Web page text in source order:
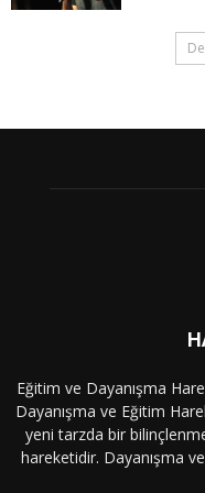
Eğitim ve Dayanışma
Dayanışma ve Eğitim
yeni tarzda bir
hareketidir. Dayanışma